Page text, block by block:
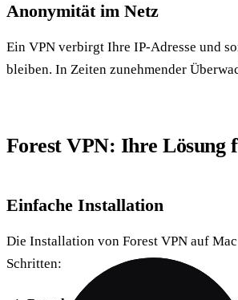
Anonymität im Netz
Ein VPN verbirgt Ihre IP-Adresse und
bleiben. In Zeiten zunehmender
Forest VPN: Ihre Lösung
Einfache Installation
Die Installation von Forest VPN auf
Schritten: